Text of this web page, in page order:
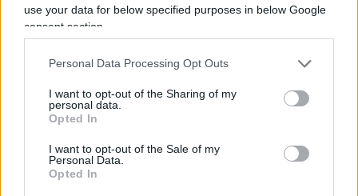
use your data for below specified purposes in below Google
consent section.
Personal Data Processing Opt Outs
I want to opt-out of the Sharing of my
personal data.
Opted In
I want to opt-out of the Sale of my
Personal Data.
Opted In
contestate.
L’utilizzo di società prive di una reale operatività
del presunto sistema, consentendo la produzione
documentale necessaria per alimentare richieste
di agevolazioni fiscali prive di lavori
effettivamente eseguiti.